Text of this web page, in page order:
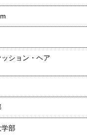
ション・ヘア
学部